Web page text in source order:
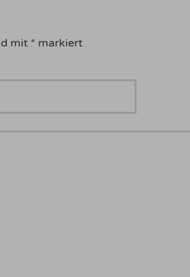
mit * markiert